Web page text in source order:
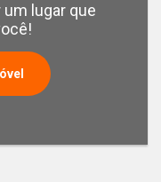
lugar que